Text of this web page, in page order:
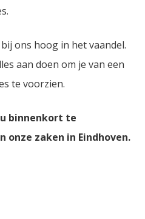
ons hoog in het vaandel.
aan doen om je van een
te voorzien.
binnenkort te
onze zaken in Eindhoven.